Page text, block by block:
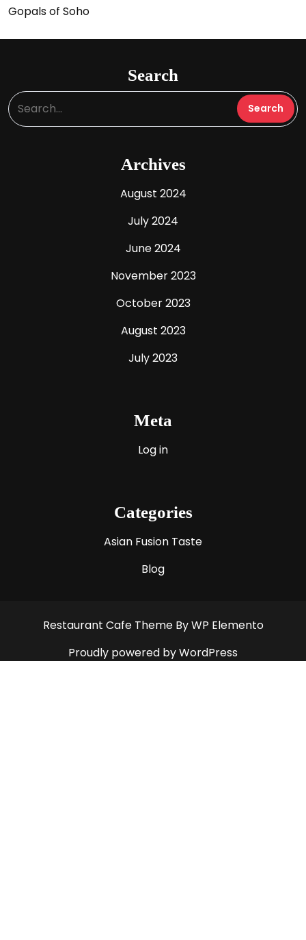
Gopals of Soho
Search
Archives
August 2024
July 2024
June 2024
November 2023
October 2023
August 2023
July 2023
Meta
Log in
Categories
Asian Fusion Taste
Blog
Restaurant Cafe Theme By WP Elemento
Proudly powered by WordPress